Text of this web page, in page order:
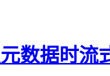
数据时流